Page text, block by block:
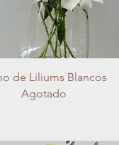
Vista rápida
de Liliums Blancos
Agotado